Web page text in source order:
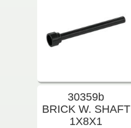
30359b
BRICK W. SHAFT
1X8X1